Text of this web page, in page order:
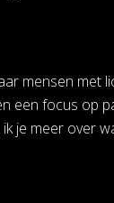
mensen
een focus
je meer over